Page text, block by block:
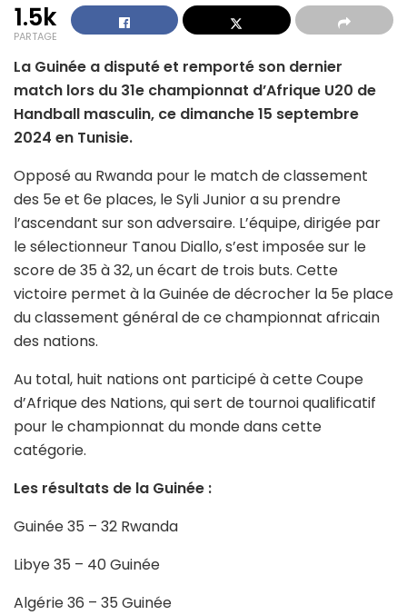
1.5k
PARTAGE
La Guinée a disputé et remporté son dernier
match lors du 31e championnat d’Afrique U20 de
Handball masculin, ce dimanche 15 septembre
2024 en Tunisie.
Opposé au Rwanda pour le match de classement
des 5e et 6e places, le Syli Junior a su prendre
l’ascendant sur son adversaire. L’équipe, dirigée par
le sélectionneur Tanou Diallo, s’est imposée sur le
score de 35 à 32, un écart de trois buts. Cette
victoire permet à la Guinée de décrocher la 5e place
du classement général de ce championnat africain
des nations.
Au total, huit nations ont participé à cette Coupe
d’Afrique des Nations, qui sert de tournoi qualificatif
pour le championnat du monde dans cette
catégorie.
Les résultats de la Guinée :
Guinée 35 – 32 Rwanda
Libye 35 – 40 Guinée
Algérie 36 – 35 Guinée